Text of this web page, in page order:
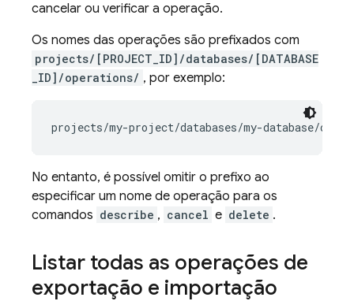
cancelar ou verificar a operação.
Os nomes das operações são prefixados com
projects/[PROJECT_ID]/databases/[DATABASE
_ID]/operations/ , por exemplo:
No entanto, é possível omitir o prefixo ao
especificar um nome de operação para os
comandos describe , cancel e delete .
Listar todas as operações de
exportação e importação